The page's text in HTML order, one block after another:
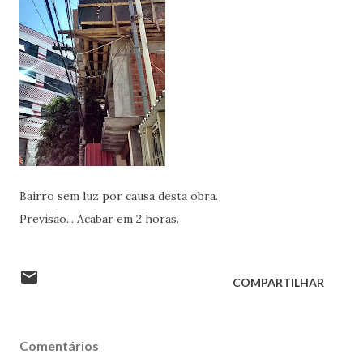
Bairro sem luz por causa desta obra.
Previsão... Acabar em 2 horas.
COMPARTILHAR
Comentários